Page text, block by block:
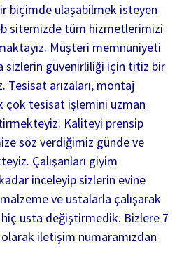
biçimde ulaşabilmek isteyen
sitemizde tüm hizmetlerimizi
Müşteri memnuniyeti
sizlerin güvenirliliği için titiz bir
Tesisat arızaları, montaj
çok tesisat işlemini uzman
Kaliteyi prensip
söz verdiğimiz günde ve
Çalışanları giyim
inceleyip sizlerin evine
ve ustalarla çalışarak
usta değiştirmedik. Bizlere 7
iletişim numaramızdan